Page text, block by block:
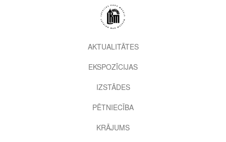
2nd
level
AKTUALITĀTES
EKSPOZĪCIJAS
IZSTĀDES
PĒTNIECĪBA
KRĀJUMS